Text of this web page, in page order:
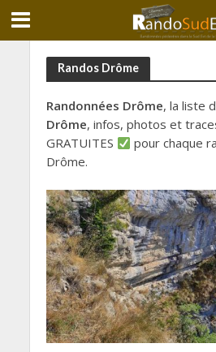
Randos Drôme
Randonnées Drôme, la liste
Drôme, infos, photos et
GRATUITES
pour chaque
Drôme.